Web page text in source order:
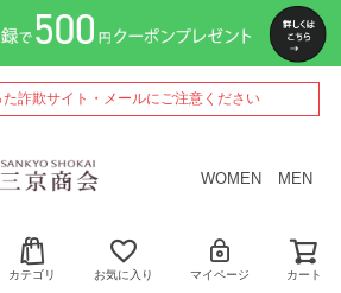
詐欺サイト・メールにご注意ください
WOMEN MEN
カテゴリ お気に入り マイページ カート
ペー
ジト
ップ
へ